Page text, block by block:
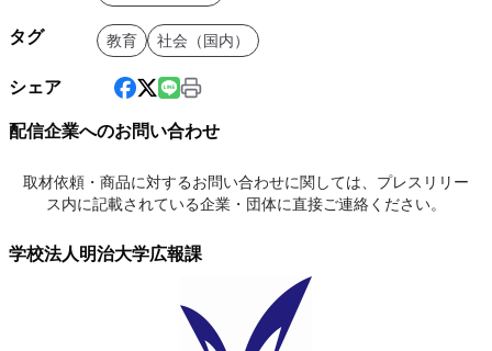
タグ 教育 社会（国内）
シェア
配信企業へのお問い合わせ
取材依頼・商品に対するお問い合わせに関しては、プレスリリー
ス内に記載されている企業・団体に直接ご連絡ください。
学校法人明治大学広報課